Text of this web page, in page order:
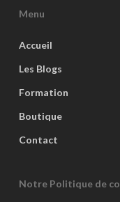
Menu
Accueil
Les Blogs
Formation
Boutique
Contact
Notre Politique de